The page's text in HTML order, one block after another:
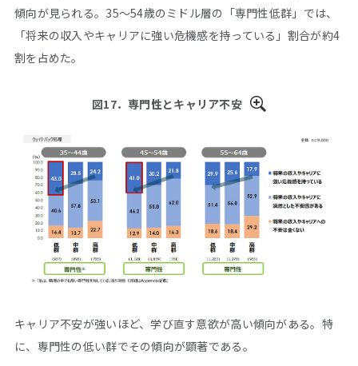
傾向が見られる。35～54歳のミドル層の「専門性低群」では、
「将来の収入やキャリアに強い危機感を持っている」割合が約4
割を占めた。
図17．専門性とキャリア不安
キャリア不安が強いほど、学び直す意欲が高い傾向がある。特
に、専門性の低い群でその傾向が顕著である。